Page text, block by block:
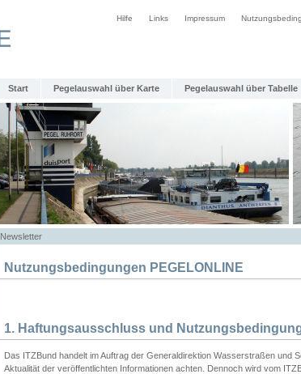
Hilfe Links Impressum
Start Pegelauswahl über Karte Pegelauswahl über Tabelle
Newsletter
Nutzungsbedingungen PEGELONLINE
1. Haftungsausschluss und
Das ITZBund handelt im Auftrag der Generaldirektion Wasserstraßen und
Aktualität der veröffentlichten Informationen achten. Dennoch wird vom